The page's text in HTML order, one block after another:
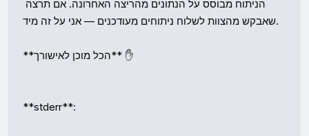
שאבקש מהצוות לשלוח ניתוחים מעודכנים — אני על זה מיד.
**הכל מוכן לאישורך** ✋
**stderr**: